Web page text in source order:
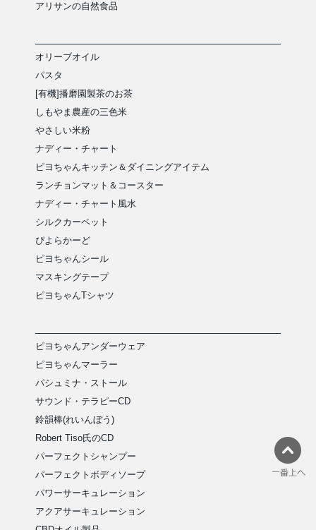
アリサンの自然食品
オリーブオイル
パスタ
[有機]播磨園製茶のお茶
しもやま農産の三色米
やさしい米粉
ナディー・チャート
ピヨちゃんキッチン＆ダイニングアイテム
ランチョンマット＆コースター
ナディー・チャート風水
シルクカーペット
ぴよらかーど
ピヨちゃんシール
マスキングテープ
ピヨちゃんTシャツ
ピヨちゃんアンダーウェア
ピヨちゃんマーラー
パシュミナ・ストール
サウンド・テラピーCD
鈴韻棒(れいんぼう)
Robert Tiso氏のCD
パーフェクトシャンプー
パーフェクトボディソープ
パワーサーキュレーション
アクアサーキュレーション